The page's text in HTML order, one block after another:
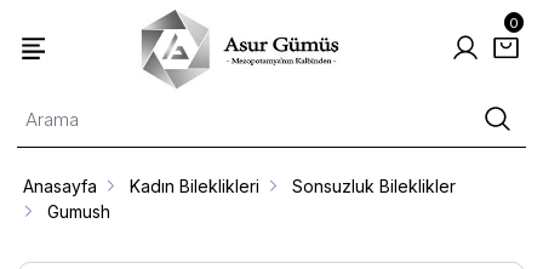
0
Anasayfa Kadın Bileklikleri
Sonsuzluk Bileklikler
Gumush